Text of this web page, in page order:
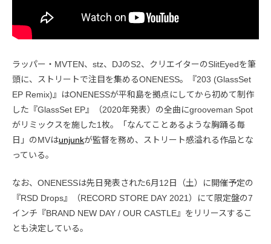
ラッパー・MVTEN、stz、DJのS2、クリエイターのSlitEyedを筆
頭に、ストリートで注目を集めるONENESS。『203 (GlassSet
EP Remix)』はONENESSが平和島を拠点にしてから初めて制作
した『GlassSet EP』（2020年発表）の全曲にgrooveman Spot
がリミックスを施した1枚。「なんてことあるような胸踊る毎
日」のMVはunjunkが監督を務め、ストリート感溢れる作品とな
っている。
なお、ONENESSは先日発表された6月12日（土）に開催予定の
『RSD Drops』（RECORD STORE DAY 2021）にて限定盤の7
インチ『BRAND NEW DAY / OUR CASTLE』をリリースするこ
とも決定している。